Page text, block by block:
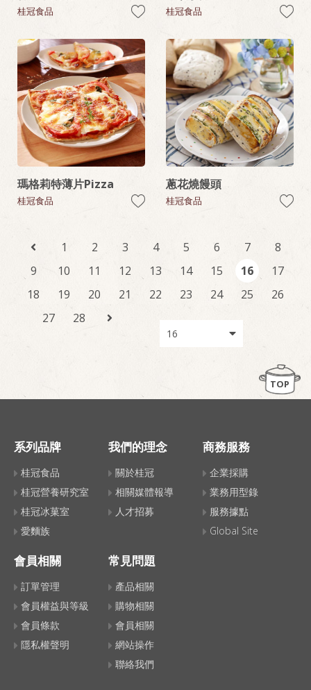
桂冠食品 桂冠食品
瑪格莉特薄片Pizza
桂冠食品
蔥花燒饅頭
桂冠食品
1 2 3 4 5 6 7
8
9
10 11 12 13 14 15 16
17
18
19 20 21 22 23 24 25
26
27
28
TOP
系列品牌
桂冠食品
桂冠營養研究室
桂冠冰菓室
愛麵族
我們的理念
關於桂冠
相關媒體報導
人才招募
商務服務
企業採購
業務用型錄
服務據點
Global Site
會員相關
訂單管理
會員權益與等級
會員條款
隱私權聲明
常見問題
產品相關
購物相關
會員相關
網站操作
聯絡我們